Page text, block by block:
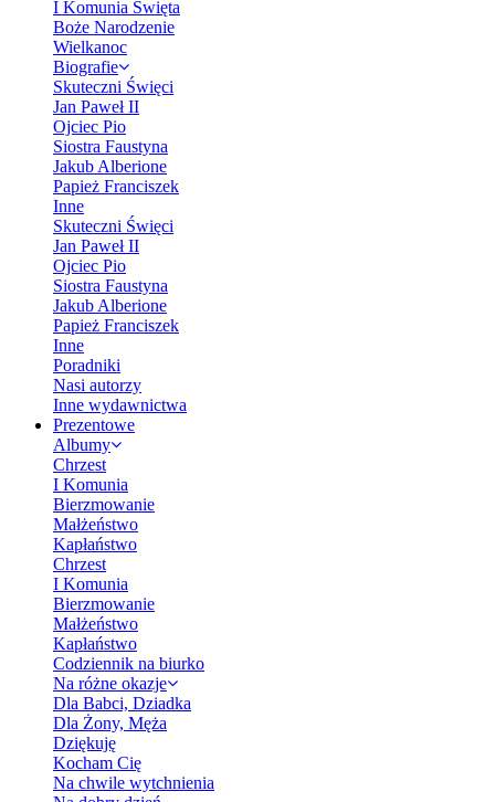
I Komunia Święta
Boże Narodzenie
Wielkanoc
Biografie
Skuteczni Święci
Jan Paweł II
Ojciec Pio
Siostra Faustyna
Jakub Alberione
Papież Franciszek
Inne
Skuteczni Święci
Jan Paweł II
Ojciec Pio
Siostra Faustyna
Jakub Alberione
Papież Franciszek
Inne
Poradniki
Nasi autorzy
Inne wydawnictwa
Prezentowe
Albumy
Chrzest
I Komunia
Bierzmowanie
Małżeństwo
Kapłaństwo
Chrzest
I Komunia
Bierzmowanie
Małżeństwo
Kapłaństwo
Codziennik na biurko
Na różne okazje
Dla Babci, Dziadka
Dla Żony, Męża
Dziękuję
Kocham Cię
Na chwile wytchnienia